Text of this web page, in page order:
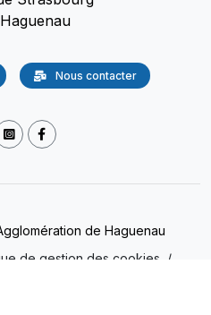
Nous contacter
de Haguenau
de gestion des cookies
/